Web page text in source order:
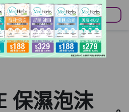
泡沫潔面乳 150ML
保濕泡沫